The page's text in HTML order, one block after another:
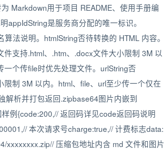
Markdown用于项目 README、使用手册编
appIdString是服务商分配的唯一标识。
法说明。htmlString否待转换的 HTML 内容。
支持.html、.htm、.docx文件大小限制 3M 以
个传file时优先处理文件。urlString否
制 3M 以内。html、file、url至少传一个仅在
解析并打包返回.zipbase64图片内嵌到
例{code:200,// 返回码详见code返回码说明
本次请求号charge:true,// 计费标志data:
xxxxxxxx.zip// 压缩包地址内含 md 文件和图片